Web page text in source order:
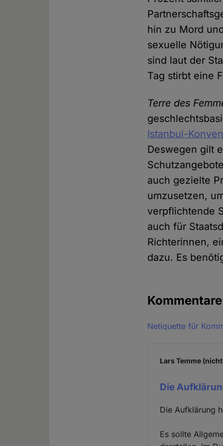
hin zu Mord
sexuelle
sind laut der
Tag stirbt eine
Terre des
Istanbul-
Deswegen gilt
auch gezielte
umzusetzen,
verpflichtende
auch für
Richterinnen,
dazu. Es
Kommentare
Netiquette für
Lars Temme
Die
Die Aufklärung
Es sollte